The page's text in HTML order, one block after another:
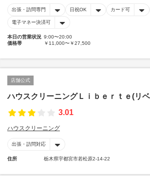
出張・訪問専門 日祝OK カード可
電子マネー決済可
本日の営業状況 9:00〜20:00
価格帯
￥11,000〜￥27,500
店舗公式
ハウスクリーニングＬｉｂｅｒｔｅ(リ
3.01
ハウスクリーニング
出張・訪問対応
住所 栃木県宇都宮市若松原2-14-22